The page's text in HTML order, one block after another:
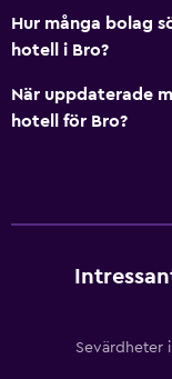
Hur många bolag
hotell i Bro?
När uppdaterade
hotell för Bro?
Sevärdheter